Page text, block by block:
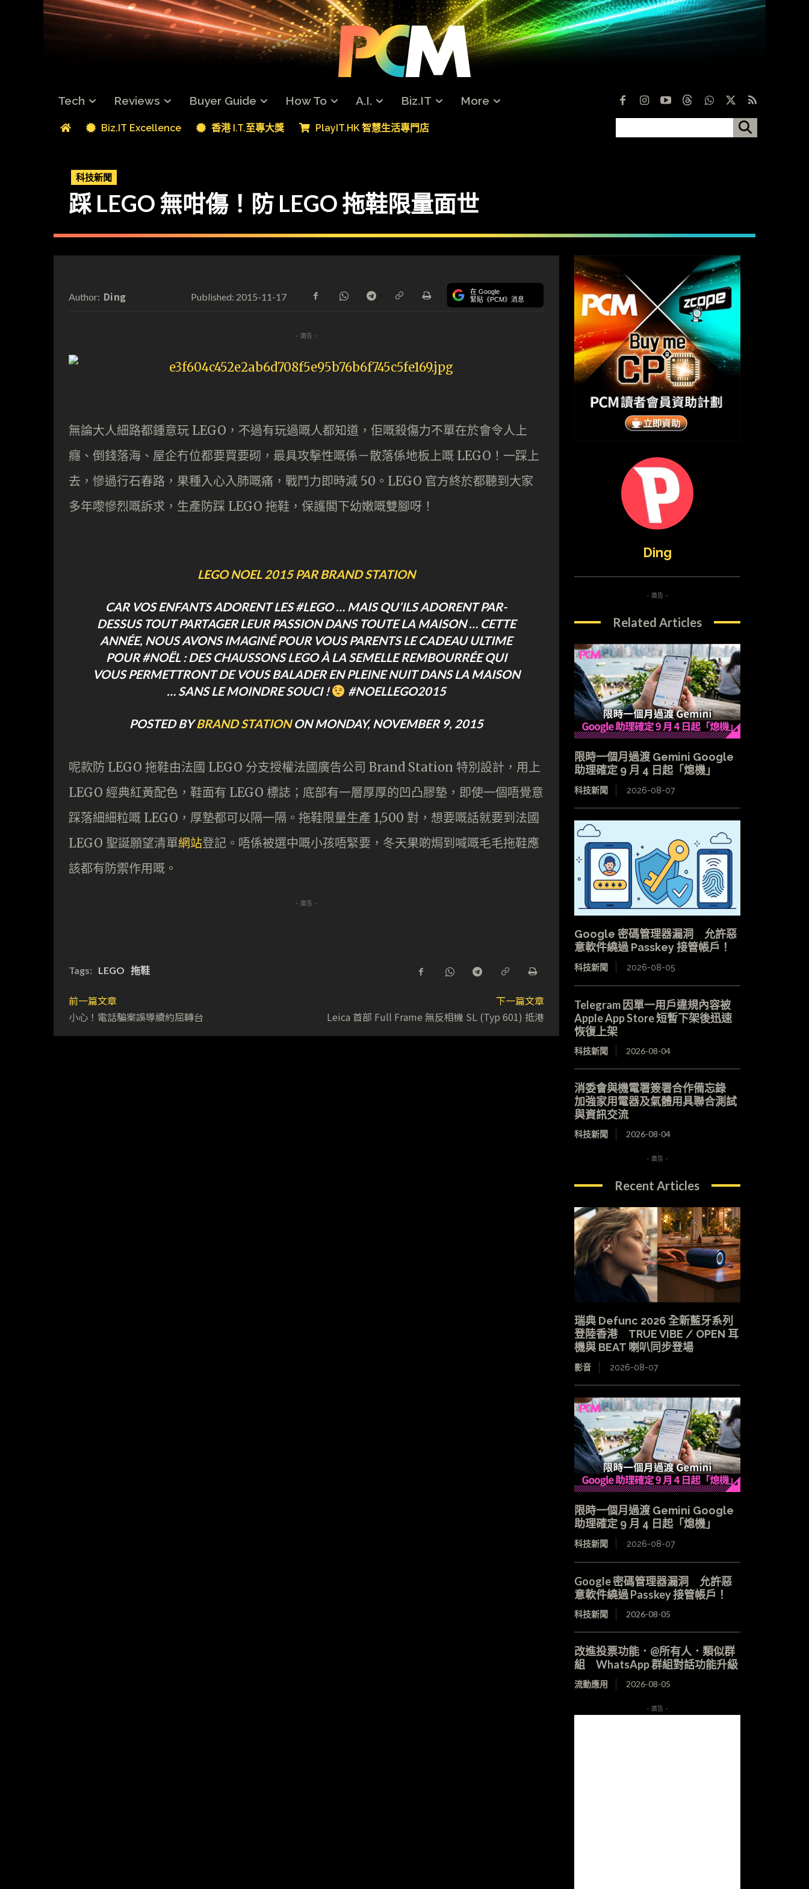
Tech Reviews Buyer Guide How To A.I. Biz.IT More
Biz.IT Excellence 香港 I.T.至專大獎 PlayIT.HK 智慧生活專門店
科技新聞
踩 LEGO 無咁傷！防 LEGO 拖鞋限量面世
Author: Ding Published: 2015-11-17 在 Google
緊貼《PCM》消息
- 廣告 -
無論大人細路都鍾意玩 LEGO，不過有玩過嘅人都知道，佢嘅殺傷力不單在於會令人上
癮、倒錢落海、屋企冇位都要買要砌，最具攻擊性嘅係－散落係地板上嘅 LEGO！一踩上
去，慘過行石春路，果種入心入肺嘅痛，戰鬥力即時減 50。LEGO 官方終於都聽到大家
多年嚟慘烈嘅訴求，生產防踩 LEGO 拖鞋，保護閣下幼嫩嘅雙腳呀！
LEGO NOEL 2015 PAR BRAND STATION
CAR VOS ENFANTS ADORENT LES #LEGO … MAIS QU’ILS ADORENT PAR-
DESSUS TOUT PARTAGER LEUR PASSION DANS TOUTE LA MAISON … CETTE
ANNÉE, NOUS AVONS IMAGINÉ POUR VOUS PARENTS LE CADEAU ULTIME
POUR #NOËL : DES CHAUSSONS LEGO À LA SEMELLE REMBOURRÉE QUI
VOUS PERMETTRONT DE VOUS BALADER EN PLEINE NUIT DANS LA MAISON
… SANS LE MOINDRE SOUCI !
#NOELLEGO2015
POSTED BYBRAND STATIONON MONDAY, NOVEMBER 9, 2015
呢款防 LEGO 拖鞋由法國 LEGO 分支授權法國廣告公司 Brand Station 特別設計，用上
LEGO 經典紅黃配色，鞋面有 LEGO 標誌；底部有一層厚厚的凹凸膠墊，即使一個唔覺意
踩落細細粒嘅 LEGO，厚墊都可以隔一隔。拖鞋限量生產 1,500 對，想要嘅話就要到法國
LEGO 聖誕願望清單網站登記。唔係被選中嘅小孩唔緊要，冬天果啲焗到喊嘅毛毛拖鞋應
該都有防禦作用嘅。
- 廣告 -
Tags: LEGO 拖鞋
前一篇文章
小心！電話騙案誤導續約屈轉台
下一篇文章
Leica 首部 Full Frame 無反相機 SL (Typ 601) 抵港
Ding
- 廣告 -
Related Articles
限時一個月過渡 Gemini Google
助理確定 9 月 4 日起「熄機」
科技新聞 2026-08-07
Google 密碼管理器漏洞 允許惡
意軟件繞過 Passkey 接管帳戶！
科技新聞 2026-08-05
Telegram 因單一用戶違規內容被
Apple App Store 短暫下架後迅速
恢復上架
科技新聞 2026-08-04
消委會與機電署簽署合作備忘錄
加強家用電器及氣體用具聯合測試
與資訊交流
科技新聞 2026-08-04
- 廣告 -
Recent Articles
瑞典 Defunc 2026 全新藍牙系列
登陸香港 TRUE VIBE / OPEN 耳
機與 BEAT 喇叭同步登場
影音 2026-08-07
限時一個月過渡 Gemini Google
助理確定 9 月 4 日起「熄機」
科技新聞 2026-08-07
Google 密碼管理器漏洞 允許惡
意軟件繞過 Passkey 接管帳戶！
科技新聞 2026-08-05
改進投票功能．@所有人．類似群
組 WhatsApp 群組對話功能升級
流動應用 2026-08-05
- 廣告 -